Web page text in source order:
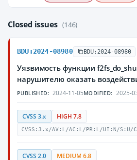
Closed issues (146)
BDU:2024-08980 BDU:2024-08980
Уязвимость функции
нарушителю оказать
PUBLISHED: 2024-11-05MODIFIED: 2025-
CVSS 3.x HIGH 7.8
CVSS:3.x/AV:L/AC:L/PR:L/UI:N/S:U/
CVSS 2.0 MEDIUM 6.8